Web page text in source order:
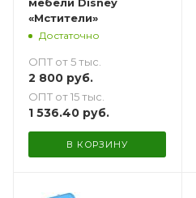
«Мстители»
Достаточно
ОПТ от 5 тыс.
2 800 руб.
ОПТ от 15 тыс.
1 536.40 руб.
В КОРЗИНУ